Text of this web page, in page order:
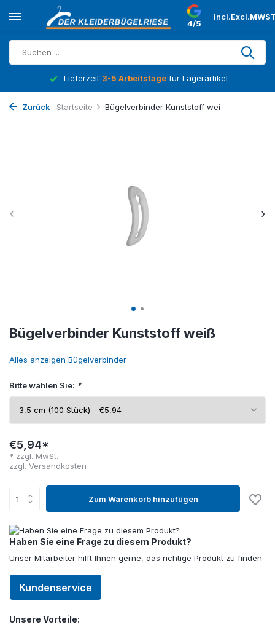
4/5
Incl.Excl.
Lieferzeit 3-5 Arbeitstage für Lagerartikel
Zurück Startseite Bügelverbinder Kunststoff wei
Bügelverbinder Kunststoff weiß
Alles anzeigen Bügelverbinder
Bitte wählen Sie: *
€5,94*
* zzgl. MwSt.
zzgl. Versandkosten
Zum Warenkorb hinzufügen
Haben Sie eine Frage zu diesem Produkt?
Unser Mitarbeiter hilft Ihnen gerne, das richtige Produkt zu finden
Kundenservice
Unsere Vorteile: